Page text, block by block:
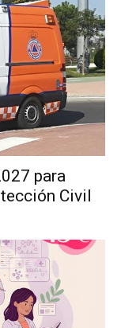
para
Civil